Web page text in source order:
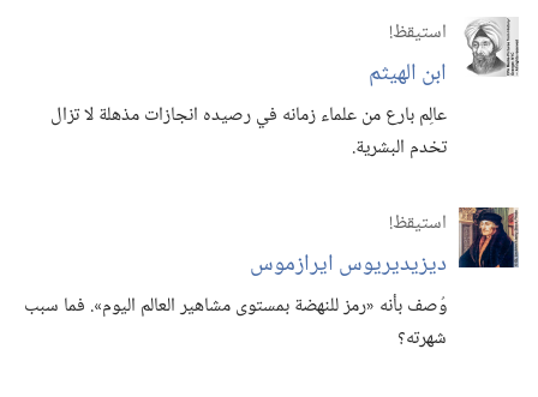
استيقظ‏!‏
ابن الهيثم
عالِم بارع من علماء زمانه في رصيده انجازات مذهلة لا تزال
تخدم البشرية.‏
استيقظ‏!‏
ديزيديريوس ايرازموس
وُصف بأنه «رمز للنهضة بمستوى مشاهير العالم اليوم».‏ فما سبب
شهرته؟‏